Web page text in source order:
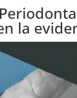
la